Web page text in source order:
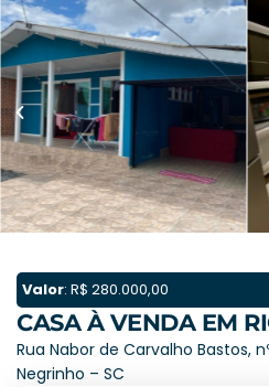
Valor: R$ 280.000,00
CASA À VENDA EM
Rua Nabor de Carvalho Bastos,
Negrinho – SC